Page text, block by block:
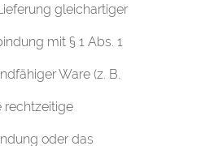
gleichartiger
mit § 1 Abs. 1
Ware (z. B.
rechtzeitige
oder das